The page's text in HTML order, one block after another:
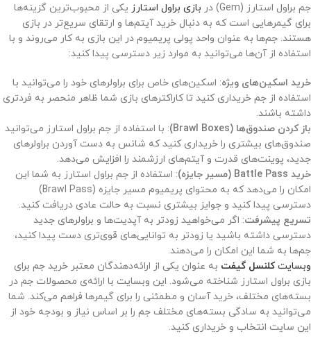
جم براول استارز (Gem) در بازی براول استارز یکی از محبوب‌ترین گزینه‌ها
برای گیمرهایی است که به دنبال خرید آیتم‌ها و ارتقای سریع‌تر در بازی
هستند. جم‌ها به عنوان واحد پولی پریمیوم در این بازی به کار می‌روند و با
استفاده از آن‌ها می‌توانید به موارد زیر دسترسی پیدا کنید:
خرید اسکین‌های ویژه: اسکین‌های خاص برای براولرهای خود را می‌توانید با
استفاده از جم خریداری کنید تا کاراکترهای بازی شما ظاهر منحصر به فردتری
داشته باشند.
باز کردن صندوق‌ها (Brawl Boxes)
: با استفاده از جم براول استارز می‌توانید
صندوق‌های بیشتری را خریداری کنید که شانس به دست آوردن براولرهای
جدید، پوینت‌های قدرت و آیتم‌های ارزشمند را افزایش می‌دهد.
خرید Battle Pass (مسیر جایزه)
: استفاده از جم براول استارز به شما این
امکان را می‌دهد که به محتوای پریمیوم مسیر جایزه (Brawl Pass)
دسترسی پیدا کنید و جوایز بیشتری نسبت به حالت عادی دریافت کنید.
تسریع پیشرفت: اگر می‌خواهید زودتر به آپدیت‌ها و براولرهای جدید
دسترسی داشته باشید یا زودتر به توانایی‌های قوی‌تری دست پیدا کنید،
جم‌ها به شما این امکان را می‌دهند.
وبسایتکلنسل گیفت به عنوان یکی از ارائه‌دهندگان معتبر خرید جم برای
بازی براول استارز شناخته می‌شود. این وبسایت با ارائه‌ی محصولات جم در
بسته‌های مختلف، خرید آسان و مطمئنی را برای گیمرها فراهم می‌کند. شما
می‌توانید به سادگی بسته‌های مختلف جم را بر اساس نیاز و بودجه خود از
این سایت انتخاب و خریداری کنید.